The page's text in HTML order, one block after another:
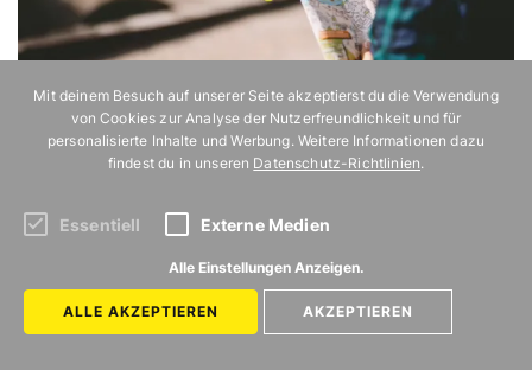
ZURÜCK ZUR STARTSEITE
Mit deinem Besuch auf unserer Seite akzeptierst du die Verwendung
von Cookies zur Analyse der Nutzerfreundlichkeit und für
personalisierte Inhalte und Werbung. Weitere Informationen dazu
findest du in unseren Datenschutz-Richtlinien.
Essentiell Externe Medien
Alle Einstellungen Anzeigen.
ALLE AKZEPTIEREN AKZEPTIEREN